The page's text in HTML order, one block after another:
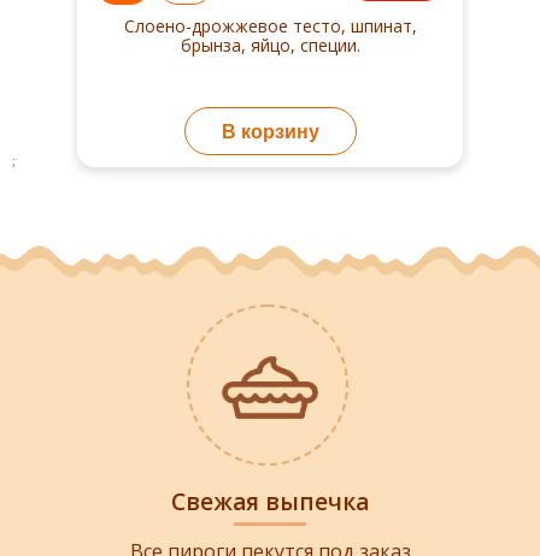
Слоено-дрожжевое тесто, шпинат,
брынза, яйцо, специи.
В корзину
;
Свежая выпечка